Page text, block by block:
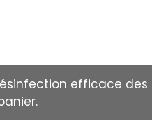
efficace des